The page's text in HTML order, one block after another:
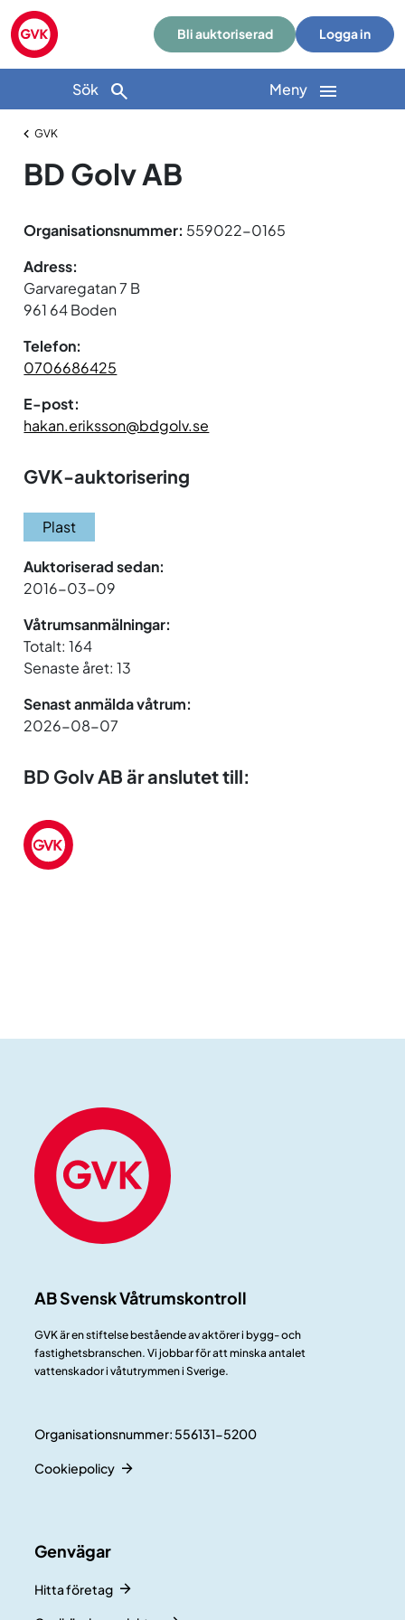
Bli auktoriserad Logga in
Sök Meny
GVK
BD Golv AB
Organisationsnummer: 559022-0165
Adress:
Garvaregatan 7 B
961 64 Boden
Telefon:
0706686425
E-post:
hakan.eriksson@bdgolv.se
GVK-auktorisering
Plast
Auktoriserad sedan:
2016-03-09
Våtrumsanmälningar:
Totalt: 164
Senaste året: 13
Senast anmälda våtrum:
2026-08-07
BD Golv AB är anslutet till:
AB Svensk Våtrumskontroll
GVK är en stiftelse bestående av aktörer i bygg- och
fastighetsbranschen. Vi jobbar för att minska antalet
vattenskador i våtutrymmen i Sverige.
Organisationsnummer: 556131-5200
Cookiepolicy
Genvägar
Hitta företag